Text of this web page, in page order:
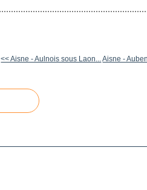
<< Aisne - Aulnois sous Laon...Aisne -